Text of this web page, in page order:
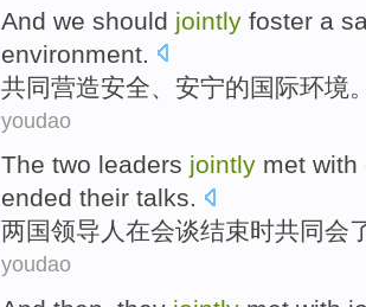
And we should jointly foster a
environment
共同营造安全 安宁的国际环境
youdao
The two leaders jointly met with
ended their talks.
两国领导人 在会谈结束时共同会
youdao